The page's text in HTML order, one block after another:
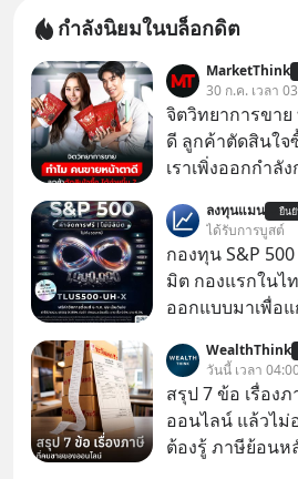
กำลังนิยมในบล็อกดิต
MarketThink
30 ก.ค. เวลา
จิตวิทยาการขา
ดี ลูกค้าตัดสินใจ
เราเพิ่งออกกำลั
ขายของเหมือนกั
ลงทุนแมน ยืน
ได้รับการบูสต์
กองทุน S&P
มิต กองแรกในไ
ออกแบบมาเพื่อ
WealthThink
วันนี้ เวลา
สรุป 7 ข้อ เรื่อง
ออนไลน์ แล้วไ
ต้องรู้ ภาษีย้อน